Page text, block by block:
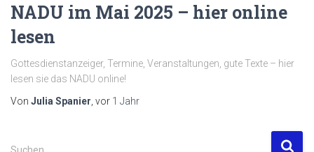
NADU im Mai 2025 – hier online
lesen
Gottesdienstanzeiger, Termine, Veranstaltungen, gute Texte – hier
lesen sie das NADU online!
Von Julia Spanier , vor 1 Jahr
S